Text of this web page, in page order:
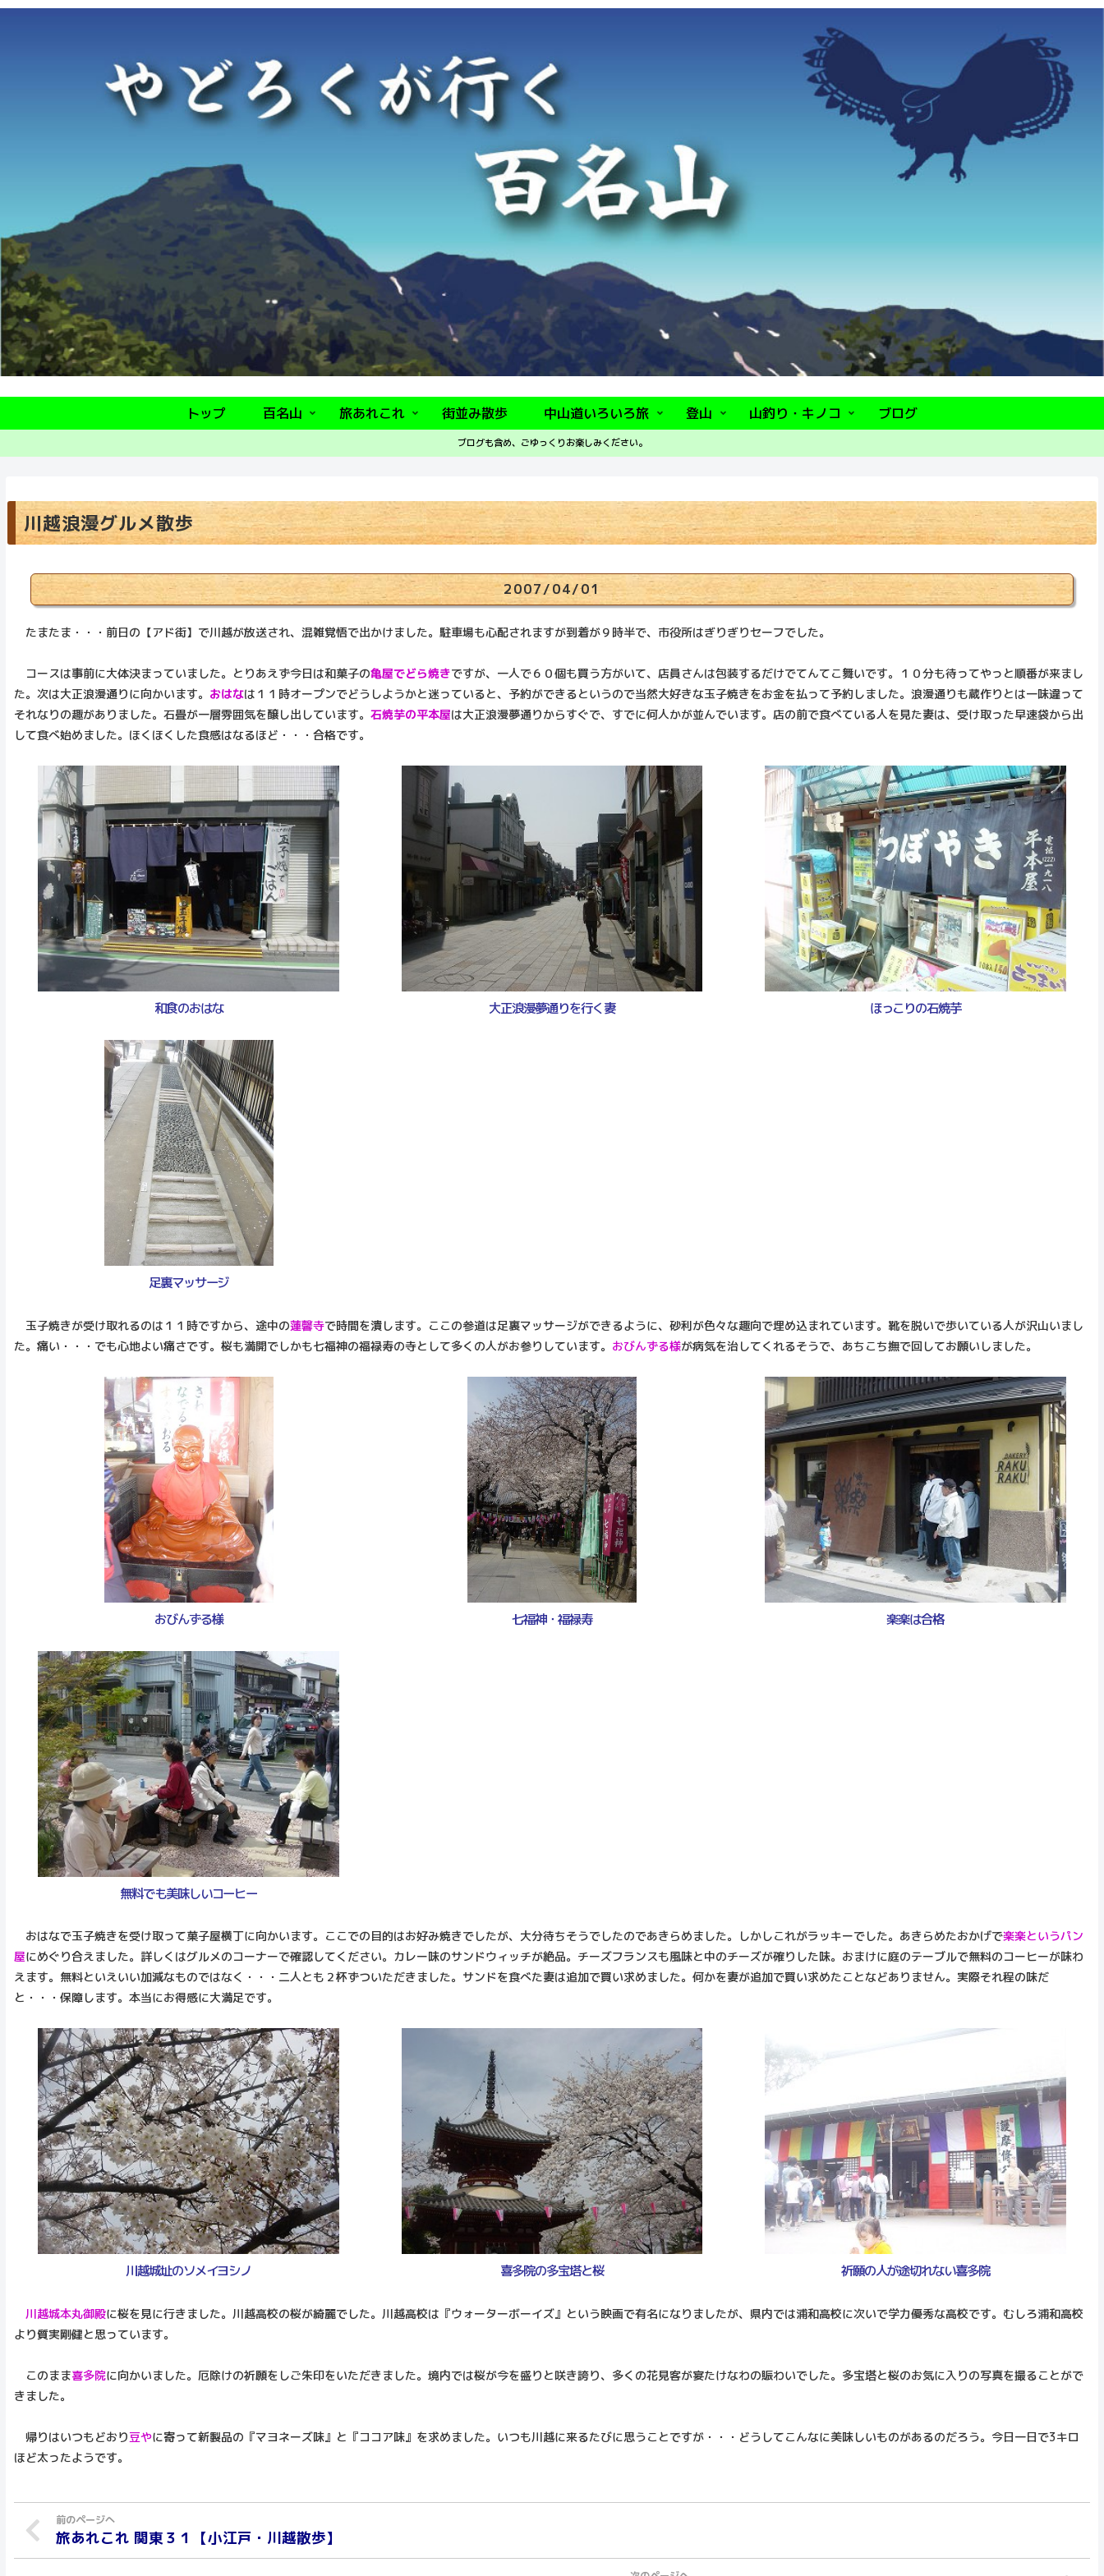
トップ 百名山 旅あれこれ 街並み散歩 中山道いろいろ旅 登山 山釣り・キノコ ブログ
ブログも含め、ごゆっくりお楽しみください。
川越浪漫グルメ散歩
2007/04/01
たまたま・・・前日の【アド街】で川越が放送され、混雑覚悟で出かけました。駐車場も心配されますが到着が９時半で、市役所はぎりぎりセーフでした。
コースは事前に大体決まっていました。とりあえず今日は和菓子の亀屋でどら焼きですが、一人で６０個も買う方がいて、店員さんは包装するだけでてんてこ舞いです。１０分も待ってやっと順番が来まし
た。次は大正浪漫通りに向かいます。 おはなは１１時オープンでどうしようかと迷っていると、予約ができるというので当然大好きな玉子焼きをお金を払って予約しました。浪漫通りも蔵作りとは一味違って
それなりの趣がありました。石畳が一層雰囲気を醸し出しています。 石焼芋の平本屋は大正浪漫夢通りからすぐで、すでに何人かが並んでいます。店の前で食べている人を見た妻は、受け取った早速袋から出
して食べ始めました。ほくほくした食感はなるほど・・・合格です。
和食のおはな 大正浪漫夢通りを行く妻 ほっこりの石焼芋
足裏マッサージ
玉子焼きが受け取れるのは１１時ですから、途中の蓮馨寺で時間を潰します。ここの参道は足裏マッサージができるように、砂利が色々な趣向で埋め込まれています。靴を脱いで歩いている人が沢山いまし
た。痛い・・・でも心地よい痛さです。桜も満開でしかも七福神の福禄寿の寺として多くの人がお参りしています。 おびんずる様が病気を治してくれるそうで、あちこち撫で回してお願いしました。
おびんずる様 七福神・福禄寿 楽楽は合格
無料でも美味しいコーヒー
おはなで玉子焼きを受け取って菓子屋横丁に向かいます。ここでの目的はお好み焼きでしたが、大分待ちそうでしたのであきらめました。しかしこれがラッキーでした。あきらめたおかげで楽楽というパン
屋にめぐり合えました。詳しくはグルメのコーナーで確認してください。カレー味のサンドウィッチが絶品。チーズフランスも風味と中のチーズが確りした味。おまけに庭のテーブルで無料のコーヒーが味わ
えます。無料といえいい加減なものではなく・・・二人とも２杯ずついただきました。サンドを食べた妻は追加で買い求めました。何かを妻が追加で買い求めたことなどありません。実際それ程の味だ
と・・・保障します。本当にお得感に大満足です。
川越城址のソメイヨシノ 喜多院の多宝塔と桜 祈願の人が途切れない喜多院
川越城本丸御殿に桜を見に行きました。川越高校の桜が綺麗でした。川越高校は『ウォーターボーイズ』という映画で有名になりましたが、県内では浦和高校に次いで学力優秀な高校です。むしろ浦和高校
より質実剛健と思っています。
このまま喜多院に向かいました。厄除けの祈願をしご朱印をいただきました。境内では桜が今を盛りと咲き誇り、多くの花見客が宴たけなわの賑わいでした。多宝塔と桜のお気に入りの写真を撮ることがで
きました。
帰りはいつもどおり豆やに寄って新製品の『マヨネーズ味』と『ココア味』を求めました。いつも川越に来るたびに思うことですが・・・どうしてこんなに美味しいものがあるのだろう。今日一日で3キロ
ほど太ったようです。
旅あれこれ 関東３１【小江戸・川越散歩】